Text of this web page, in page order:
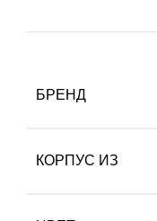
БРЕНД
КОРПУС ИЗ